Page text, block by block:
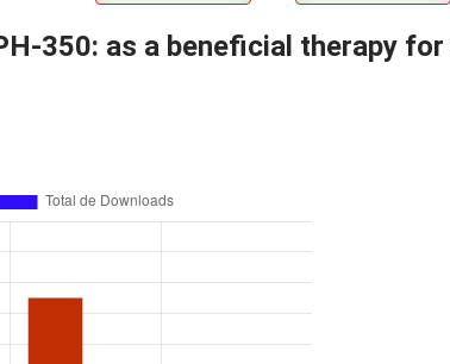
350: as a beneficial therapy